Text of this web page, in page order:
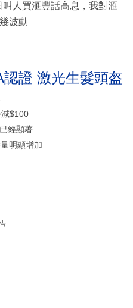
人買滙豐話高息，我對滙
波動
證 激光生髮頭盔
$100
經顯著
明顯增加